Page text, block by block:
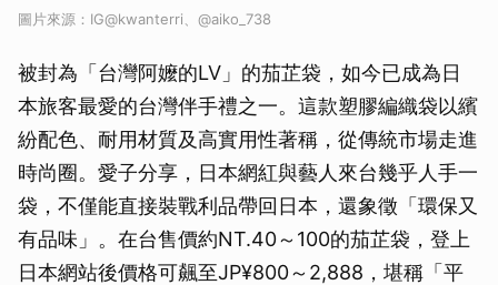
圖片來源：IG@kwanterri、@aiko_738
被封為「台灣阿嬤的LV」的茄芷袋，如今已成為日
本旅客最愛的台灣伴手禮之一。這款塑膠編織袋以繽
紛配色、耐用材質及高實用性著稱，從傳統市場走進
時尚圈。愛子分享，日本網紅與藝人來台幾乎人手一
袋，不僅能直接裝戰利品帶回日本，還象徵「環保又
有品味」。在台售價約NT.40～100的茄芷袋，登上
日本網站後價格可飆至JP¥800～2,888，堪稱「平